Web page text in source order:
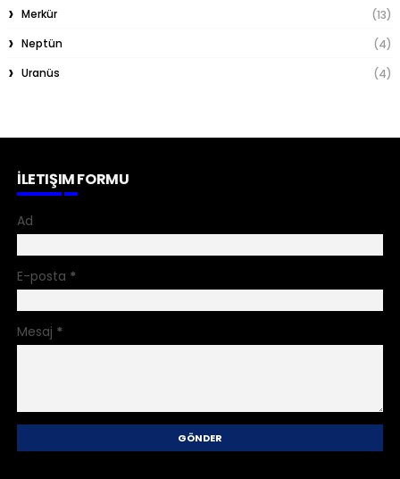
Merkür
(13)
Neptün
(4)
Uranüs
(4)
İLETIŞIM FORMU
Ad
E-posta *
Mesaj *